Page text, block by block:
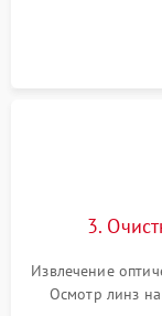
3.
Извлечение
Осмотр линз